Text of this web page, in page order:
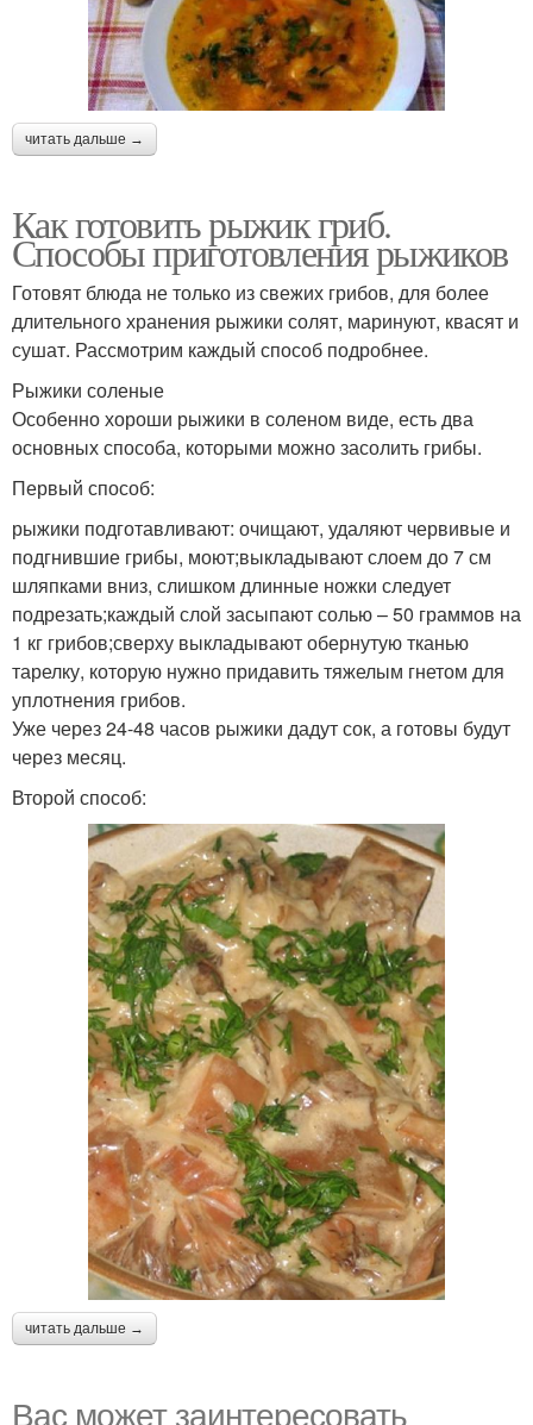
читать дальше →
Как готовить рыжик гриб.
Способы приготовления рыжиков
Готовят блюда не только из свежих грибов, для более
длительного хранения рыжики солят, маринуют, квасят и
сушат. Рассмотрим каждый способ подробнее.
Рыжики соленые
Особенно хороши рыжики в соленом виде, есть два
основных способа, которыми можно засолить грибы.
Первый способ:
рыжики подготавливают: очищают, удаляют червивые и
подгнившие грибы, моют;выкладывают слоем до 7 см
шляпками вниз, слишком длинные ножки следует
подрезать;каждый слой засыпают солью – 50 граммов на
1 кг грибов;сверху выкладывают обернутую тканью
тарелку, которую нужно придавить тяжелым гнетом для
уплотнения грибов.
Уже через 24-48 часов рыжики дадут сок, а готовы будут
через месяц.
Второй способ:
читать дальше →
Вас может заинтересовать